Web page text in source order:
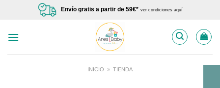
Envío gratis a partir de 59€* ver condiciones aquí
INICIO » TIENDA